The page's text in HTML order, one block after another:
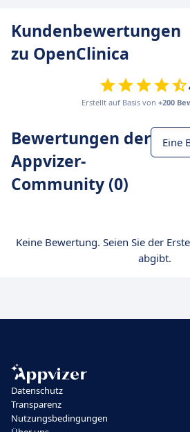
Kundenbewertungen
zu OpenClinica
Erstellt auf Basis von +200
Bewertungen der
Appvizer-
Community (0)
Eine
Keine Bewertung. Seien Sie der
abgibt.
Datenschutz
Transparenz
Nutzungsbedingungen